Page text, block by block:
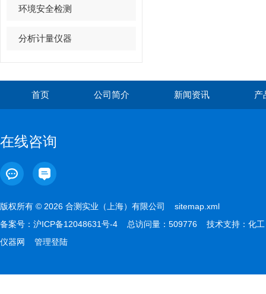
环境安全检测
分析计量仪器
首页 公司简介 新闻资讯 产
在线咨询
版权所有 © 2026 合测实业（上海）有限公司 sitemap.xml
备案号： 沪ICP备12048631号-4 总访问量：509776 技术支持： 化工
仪器网
管理登陆